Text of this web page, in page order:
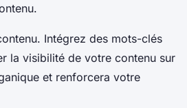
Intégrez des mots-clés
la visibilité de votre contenu sur
et renforcera votre